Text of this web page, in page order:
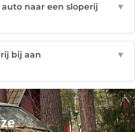
naar een sloperij
▼
bij aan
▼